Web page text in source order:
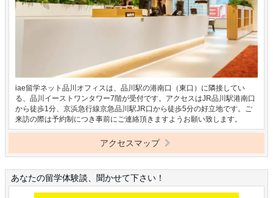
iae留学ネット品川オフィスは、品川駅の港南口（東口）に隣接してい
る、品川イーストワンタワー7階が受付です。アクセスはJR品川駅港南口
から徒歩1分、京浜急行線京急品川駅JR口から徒歩5分の好立地です。ご
来訪の際は予約制につき事前にご連絡頂きますようお願い致します。
アクセスマップ
あなたの留学体験談、聞かせて下さい！